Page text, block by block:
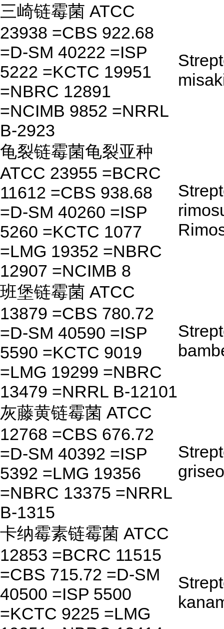
三崎链霉菌 ATCC
23938 =CBS 922.68
=D-SM 40222 =ISP
5222 =KCTC 19951
=NBRC 12891
=NCIMB 9852 =NRRL
B-2923
龟裂链霉菌龟裂亚种
ATCC 23955 =BCRC
11612 =CBS 938.68
=D-SM 40260 =ISP
5260 =KCTC 1077
=LMG 19352 =NBRC
12907 =NCIMB 8
班堡链霉菌 ATCC
13879 =CBS 780.72
=D-SM 40590 =ISP
5590 =KCTC 9019
=LMG 19299 =NBRC
13479 =NRRL B-12101
灰藤黄链霉菌 ATCC
12768 =CBS 676.72
=D-SM 40392 =ISP
5392 =LMG 19356
=NBRC 13375 =NRRL
B-1315
卡纳霉素链霉菌 ATCC
12853 =BCRC 11515
=CBS 715.72 =D-SM
40500 =ISP 5500
=KCTC 9225 =LMG